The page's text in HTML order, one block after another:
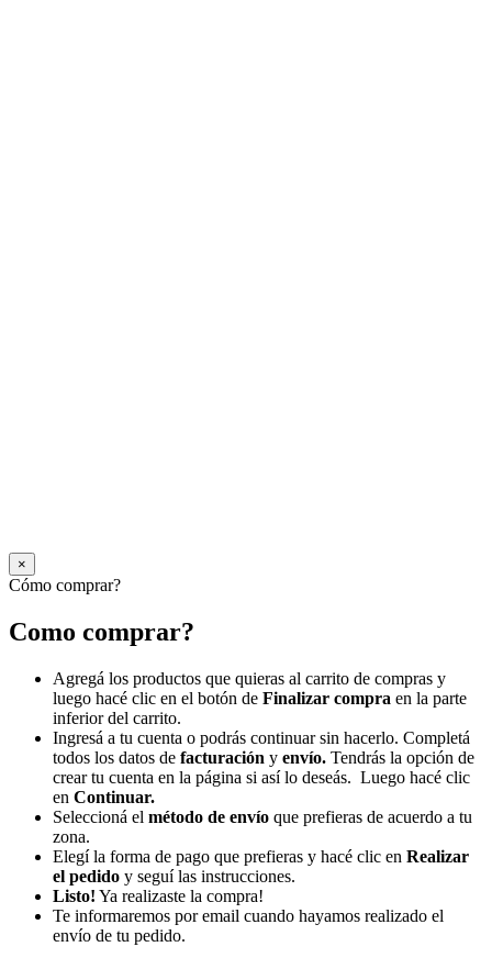
×
Cómo comprar?
Como comprar?
Agregá los productos que quieras al carrito de compras y
luego hacé clic en el botón de Finalizar compra en la parte
inferior del carrito.
Ingresá a tu cuenta o podrás continuar sin hacerlo. Completá
todos los datos de facturación y envío. Tendrás la opción de
crear tu cuenta en la página si así lo deseás. Luego hacé clic
en Continuar.
Seleccioná el método de envío que prefieras de acuerdo a tu
zona.
Elegí la forma de pago que prefieras y hacé clic en Realizar
el pedido y seguí las instrucciones.
Listo! Ya realizaste la compra!
Te informaremos por email cuando hayamos realizado el
envío de tu pedido.